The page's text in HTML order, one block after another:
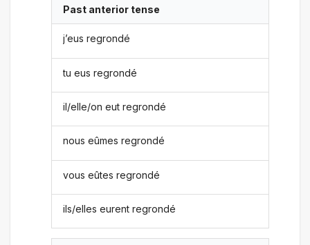
Past anterior tense
j’eus regrondé
tu eus regrondé
il/elle/on eut regrondé
nous eûmes regrondé
vous eûtes regrondé
ils/elles eurent regrondé